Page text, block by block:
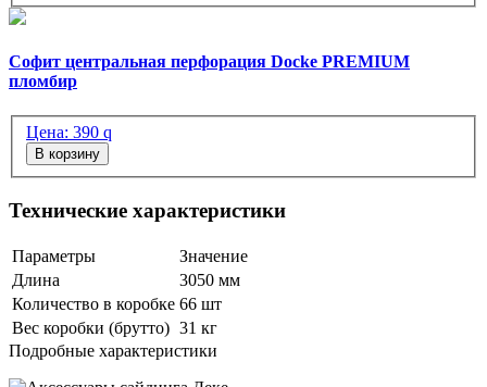
Софит центральная перфорация Docke PREMIUM
пломбир
Цена: 390 q
В корзину
Технические характеристики
Параметры
Значение
Длина
3050 мм
Количество в коробке 66 шт
Вес коробки (брутто) 31 кг
Подробные характеристики